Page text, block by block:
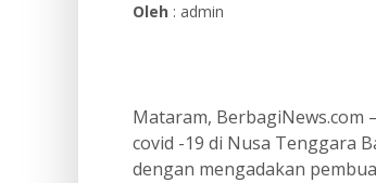
Oleh : admin
Mataram, BerbagiNews.com
covid -19 di Nusa Tenggara
dengan mengadakan